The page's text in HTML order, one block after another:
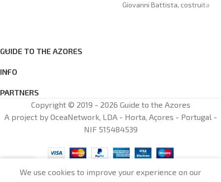
immersione tra le isole di
Giovanni Battista, costruita
GUIDE TO THE AZORES
INFO
PARTNERS
Copyright © 2019 - 2026 Guide to the Azores
A project by OceaNetwork, LDA - Horta, Açores - Portugal -
NIF 515484539
We use cookies to improve your experience on our